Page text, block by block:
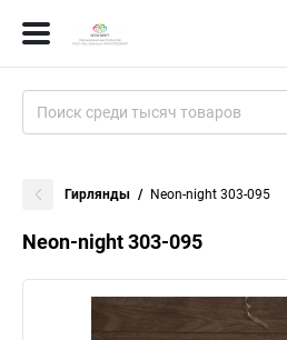
Гирлянды Neon-night 303-095
Neon-night 303-095